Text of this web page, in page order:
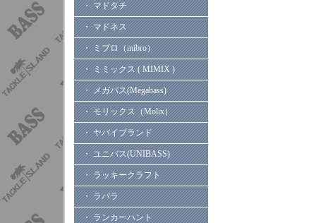
・ マドタチ
・ マドネス
・ ミブロ（mibro）
・ ミミックス ( MIMIX )
・ メガバス(Megabass)
・ モリックス（Molix）
・ ヤバイブランド
・ ユニバス(UNIBASS)
・ ラッキークラフト
・ ラパラ
・ ランカーハント